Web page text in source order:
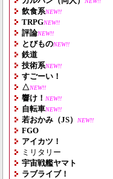
飲食系NEW!!
TRPGNEW!!
評論NEW!!
とびものNEW!!
鉄道
技術系NEW!!
すごーい！
△NEW!!
響け！ NEW!!
自転車NEW!!
若おかみ（JS） NEW!!
FGO
アイカツ！
ミリタリー
宇宙戦艦ヤマト
ラブライブ！